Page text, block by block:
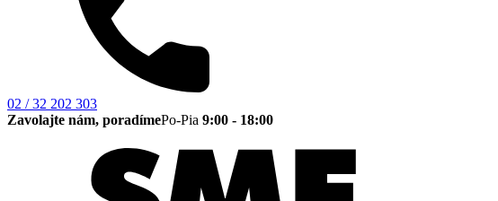
02 / 32 202 303
Zavolajte nám, poradímePo-Pia 9:00 - 18:00